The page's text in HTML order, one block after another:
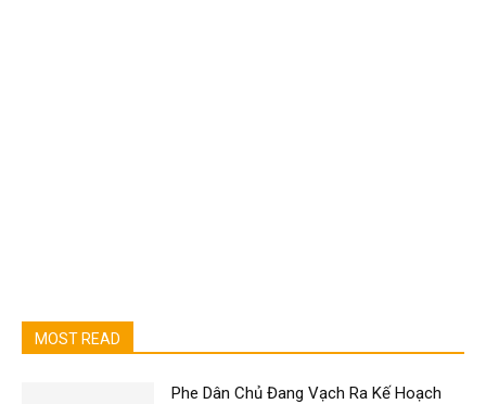
MOST READ
Phe Dân Chủ Đang Vạch Ra Kế Hoạch